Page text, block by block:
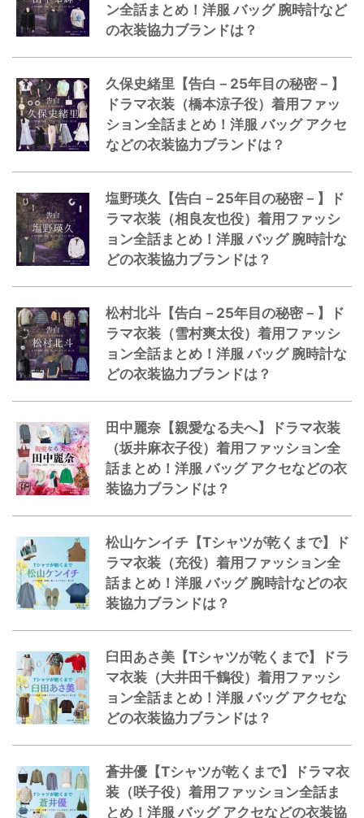
ン全話まとめ！洋服 バッグ 腕時計など
の衣装協力ブランドは？
久保史緒里【告白－25年目の秘密－】
ドラマ衣装（橋本涼子役）着用ファッ
ション全話まとめ！洋服 バッグ アクセ
などの衣装協力ブランドは？
塩野瑛久【告白－25年目の秘密－】ド
ラマ衣装（相良友也役）着用ファッシ
ョン全話まとめ！洋服 バッグ 腕時計な
どの衣装協力ブランドは？
松村北斗【告白－25年目の秘密－】ド
ラマ衣装（雪村爽太役）着用ファッシ
ョン全話まとめ！洋服 バッグ 腕時計な
どの衣装協力ブランドは？
田中麗奈【親愛なる夫へ】ドラマ衣装
（坂井麻衣子役）着用ファッション全
話まとめ！洋服 バッグ アクセなどの衣
装協力ブランドは？
松山ケンイチ【Tシャツが乾くまで】ド
ラマ衣装（充役）着用ファッション全
話まとめ！洋服 バッグ 腕時計などの衣
装協力ブランドは？
臼田あさ美【Tシャツが乾くまで】ドラ
マ衣装（大井田千鶴役）着用ファッシ
ョン全話まとめ！洋服 バッグ アクセな
どの衣装協力ブランドは？
蒼井優【Tシャツが乾くまで】ドラマ衣
装（咲子役）着用ファッション全話ま
とめ！洋服 バッグ アクセなどの衣装協